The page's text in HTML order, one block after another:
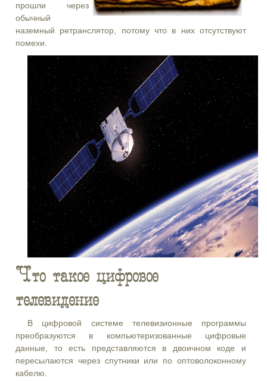
прошли через
обычный
наземный ретранслятор, потому что в них отсутствуют
помехи.
Что такое цифровое
телевидение
В цифровой системе телевизионные программы
преобразуются в компьютеризованные цифровые
данные, то есть представляются в двоичном коде и
пересылаются через спутники или по оптоволоконному
кабелю.